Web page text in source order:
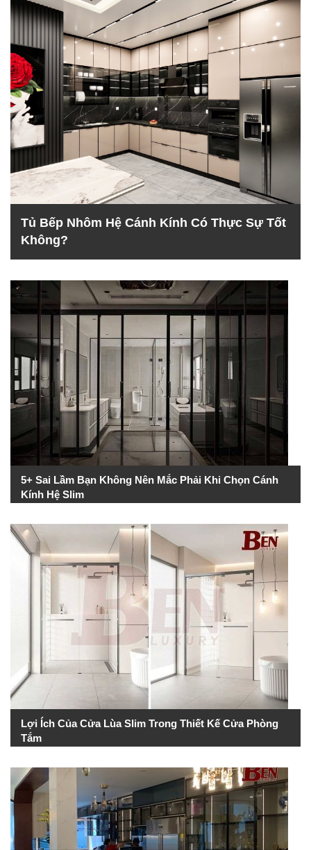
Tủ Bếp Nhôm Hệ Cánh Kính Có Thực Sự Tốt
Không?
5+ Sai Lầm Bạn Không Nên Mắc Phải Khi Chọn Cánh
Kính Hệ Slim
Lợi Ích Của Cửa Lùa Slim Trong Thiết Kế Cửa Phòng
Tắm